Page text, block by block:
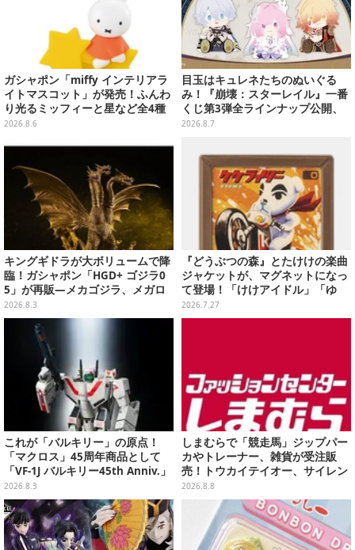
ガシャポン「miffy インテリアラ
イトマスコット」が発売！ふんわ
り光るミッフィーと星など全4種
ラインナップ
2026.8.6
目玉はキュレネたちのぬいぐる
み！『崩壊：スターレイル』一番
くじ第3弾全ラインナップ公開、
美麗ビジュアルのアクリルボード
2026.8.7
キングギドラが大ボリュームで降
臨！ガシャポン「HGD+ ゴジラ0
5」が再販―メカゴジラ、メガロ
なども揃った全4種
2026.8.3
『どうぶつの森』とたけけの楽曲
ジャケットが、マグネットになっ
て登場！「けけアイドル」「ゆ
け！けけライダー」など全10種
2026.7.27
これが「バルキリー」の原点！
「マクロス」45周年商品として
「VF-1J バルキリー45th Anniv.」
が予約開始
2026.8.3
しまむらで「競走馬」ジップパー
カやトレーナー、雑貨が受注販
売！トウカイテイオー、サイレン
ススズカなど名馬をデザイン
2026.8.8